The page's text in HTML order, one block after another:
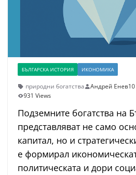
БЪЛГАРСКА ИСТОРИЯ ИКОНОМИКА
природни богатства Андрей Енев
931 Views
Подземните богатства на
представляват не само
капитал, но и
е формирал
политическата и дори